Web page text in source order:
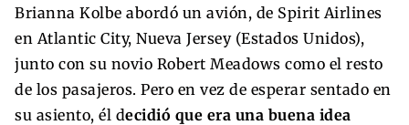
Brianna Kolbe abordó un avión, de Spirit Airlines
en Atlantic City, Nueva Jersey (Estados Unidos),
junto con su novio Robert Meadows como el resto
de los pasajeros. Pero en vez de esperar sentado en
su asiento, él decidió que era una buena idea